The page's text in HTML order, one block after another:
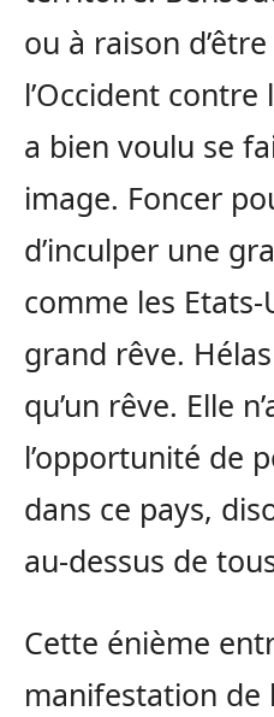
ou à raison
l’Occident
a bien voulu se
image. Foncer
d’inculper une
comme les
grand rêve.
qu’un rêve. Elle
l’opportunité de
dans ce pays,
au-dessus de
Cette énième
manifestation de